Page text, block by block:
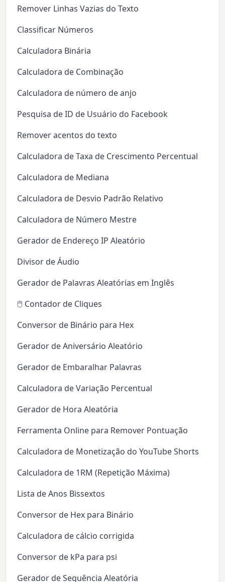
Remover Linhas Vazias do Texto
Classificar Números
Calculadora Binária
Calculadora de Combinação
Calculadora de número de anjo
Pesquisa de ID de Usuário do Facebook
Remover acentos do texto
Calculadora de Taxa de Crescimento Percentual
Calculadora de Mediana
Calculadora de Desvio Padrão Relativo
Calculadora de Número Mestre
Gerador de Endereço IP Aleatório
Divisor de Áudio
Gerador de Palavras Aleatórias em Inglês
🖱️ Contador de Cliques
Conversor de Binário para Hex
Gerador de Aniversário Aleatório
Gerador de Embaralhar Palavras
Calculadora de Variação Percentual
Gerador de Hora Aleatória
Ferramenta Online para Remover Pontuação
Calculadora de Monetização do YouTube Shorts
Calculadora de 1RM (Repetição Máxima)
Lista de Anos Bissextos
Conversor de Hex para Binário
Calculadora de cálcio corrigida
Conversor de kPa para psi
Gerador de Sequência Aleatória